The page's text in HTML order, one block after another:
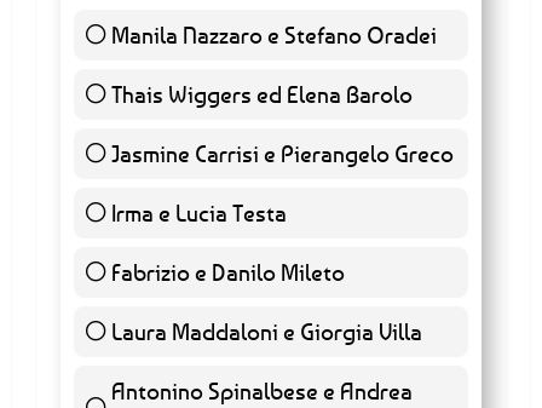
Manila Nazzaro e Stefano Oradei
0 ( 0 % )
Thais Wiggers ed Elena Barolo
0 ( 0 % )
Jasmine Carrisi e Pierangelo Greco
0 ( 0 % )
Irma e Lucia Testa
Fabrizio e Danilo Mileto16 ( 53.33 % )
Laura Maddaloni e Giorgia Villa
1 ( 3.33 % )
Antonino Spinalbese e Andrea